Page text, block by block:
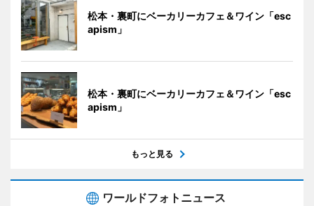
松本・裏町にベーカリーカフェ＆ワイン「esc
apism」
松本・裏町にベーカリーカフェ＆ワイン「esc
apism」
もっと見る
ワールドフォトニュース